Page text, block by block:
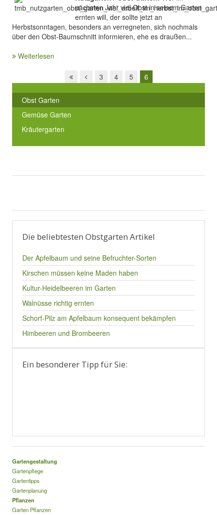
nächsten Jahr viel Obst in seinem Garten
ernten will, der sollte jetzt an
Herbstsonntagen, besonders an verregneten, sich nochmals
über den Obst-Baumschnitt informieren, ehe es draußen...
Weiterlesen
3 4 5 6
Obst Garten
Gemüse Garten
Kräutergarten
Die beliebtesten Obstgarten Artikel
Der Apfelbaum und seine Befruchter-Sorten
Kirschen müssen keine Maden haben
Kultur-Heidelbeeren im Garten
Walnüsse richtig ernten
Schorf-Pilz am Apfelbaum konsequent bekämpfen
Himbeeren und Brombeeren
Ein besonderer Tipp für Sie:
Gartengestaltung
Gartenpflege
Gartentipps
Gartenplanung
Pflanzen
Garten Pflanzen